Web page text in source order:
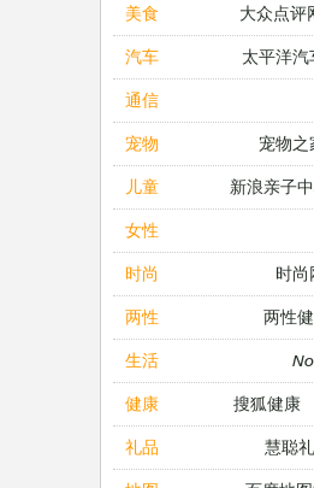
美食 大众点评
汽车 太平洋汽
通信
宠物 宠物之
儿童 新浪亲子
女性
时尚 时尚
两性 两性
生活
健康 搜狐健康
礼品 慧聪